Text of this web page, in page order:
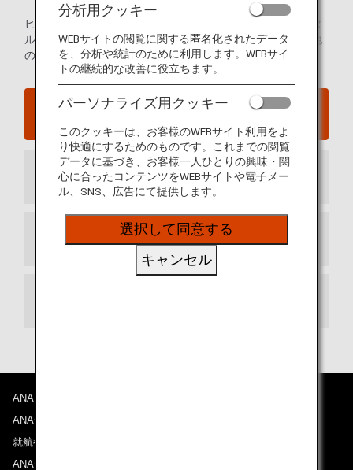
ヒューストン・ジョージ・ブッシュ・インターコンチネンタ
ル空港の発着ターミナルマップおよび空港内に関するその他
の情報。
ヒューストン - ジョージ・ブッシュ・インターコン
到着ターミナル
出発ターミナル
ANAについて
ANAからのお知らせ
就航都市
ANAがお約束する体験
分析用クッキー
WEBサイトの閲覧に関する匿名化されたデータ
を、分析や統計のために利用します。WEBサイ
トの継続的な改善に役立ちます。
パーソナライズ用クッキー
このクッキーは、お客様のWEBサイト利用をよ
り快適にするためのものです。これまでの閲覧
データに基づき、お客様一人ひとりの興味・関
心に合ったコンテンツをWEBサイトや電子メー
ル、SNS、広告にて提供します。
選択して同意する
キャンセル